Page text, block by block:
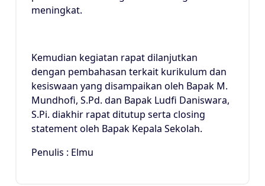
meningkat.
Kemudian kegiatan rapat dilanjutkan
dengan pembahasan terkait kurikulum dan
kesiswaan yang disampaikan oleh Bapak M.
Mundhofi, S.Pd. dan Bapak Ludfi Daniswara,
S.Pi. diakhir rapat ditutup serta closing
statement oleh Bapak Kepala Sekolah.
Penulis : Elmu